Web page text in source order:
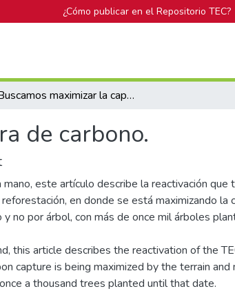
¿Cómo publicar en el Repositorio TEC?
Buscamos maximizar la captura de carbono.
de carbono.
mano, este artículo describe la reactivación que
en donde se está maximizando la
no por árbol, con más de once mil árboles
this article describes the reactivation of the
capture is being maximized by the terrain
a thousand trees planted until that date.